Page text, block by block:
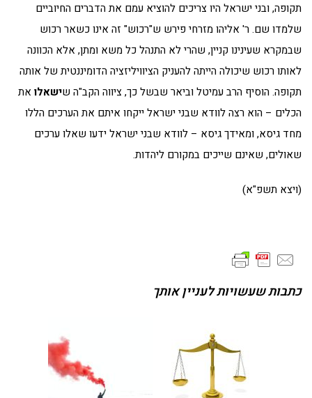
תקופה, ובני ישראל היו צריכים להוציא עמם את הדברים החיוביים
שלמדו שם. ר' אליהו מזרחי פירש ש"רכוש" זה אינו כשאר רכוש
שבמקרא שעינינו קניין, שהרי לא התנהל כל משא ומתן, אלא הכוונה
לאותו רכוש שיכולה הייתה להעניק הציוויליזציה הדומיננטית של אותה
תקופה. הוסיף הרב עמיטל וביאר שבשל כך, ציווה הקב"ה שישאלו את
הכלים – הוא רצה לוודא שבני ישראל ייקחו איתם את הערכים הללו
מחד גיסא, ומאידך גיסא – לוודא שבני ישראל ידעו שאלו ערכים
שאולים, שאינם שייכים במקורם ליהדות.
(ויצא תשפ"א)
כתבות שעשויות לעניין אותך